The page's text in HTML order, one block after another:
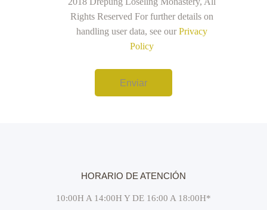
Rights Reserved For further details on
handling user data, see ourPrivacy
Policy
Enviar
HORARIO DE ATENCIÓN
10:00H A 14:00H Y DE 16:00 A 18:00H*